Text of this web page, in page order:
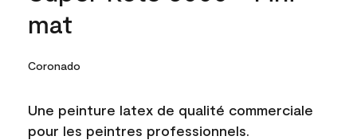
mat
Coronado
Une peinture latex de qualité commerciale
pour les peintres professionnels.